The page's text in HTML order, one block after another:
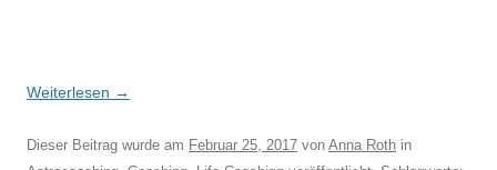
Weiterlesen →
Dieser Beitrag wurde am Februar 25, 2017 von Anna Roth in